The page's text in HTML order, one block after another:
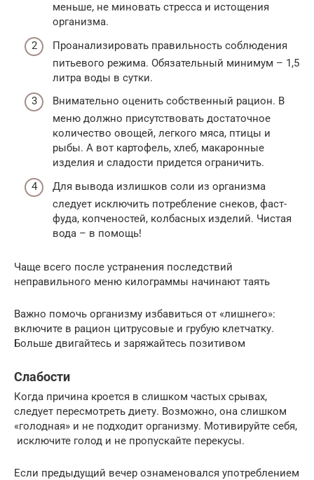
меньше, не миновать стресса и истощения
организма.
Проанализировать правильность соблюдения
питьевого режима. Обязательный минимум – 1,5
литра воды в сутки.
Внимательно оценить собственный рацион. В
меню должно присутствовать достаточное
количество овощей, легкого мяса, птицы и
рыбы. А вот картофель, хлеб, макаронные
изделия и сладости придется ограничить.
Для вывода излишков соли из организма
следует исключить потребление снеков, фаст-
фуда, копченостей, колбасных изделий. Чистая
вода – в помощь!
Чаще всего после устранения последствий
неправильного меню килограммы начинают таять
Важно помочь организму избавиться от «лишнего»:
включите в рацион цитрусовые и грубую клетчатку.
Больше двигайтесь и заряжайтесь позитивом
Слабости
Когда причина кроется в слишком частых срывах,
следует пересмотреть диету. Возможно, она слишком
«голодная» и не подходит организму. Мотивируйте себя,
исключите голод и не пропускайте перекусы.
Если предыдущий вечер ознаменовался употреблением